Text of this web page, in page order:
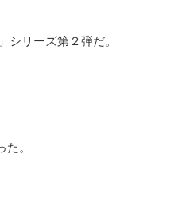
シリーズ第２弾だ。
。